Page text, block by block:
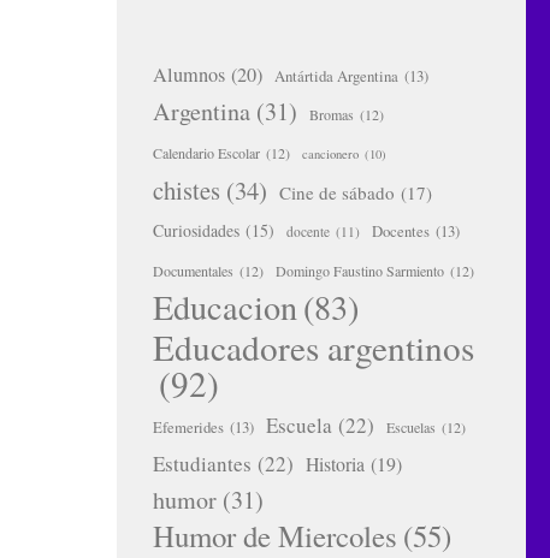
Alumnos (20) Antártida Argentina (13)
Argentina (31) Bromas (12)
Calendario Escolar (12) cancionero (10)
chistes (34) Cine de sábado (17)
Curiosidades (15) docente (11) Docentes (13)
Documentales (12) Domingo Faustino Sarmiento (12)
Educacion(83)
Educadores argentinos
(92)
Efemerides (13) Escuela (22) Escuelas (12)
Estudiantes (22) Historia (19)
humor (31)
Humor de Miercoles (55)